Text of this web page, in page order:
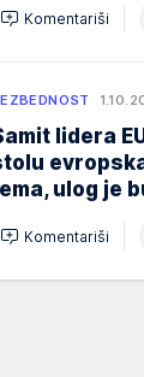
Komentariši
lidera
ulog je
Komentariši